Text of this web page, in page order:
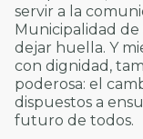
servir a la
Municipalidad
dejar huella. Y
con dignidad,
poderosa: el
dispuestos a
futuro de todos.